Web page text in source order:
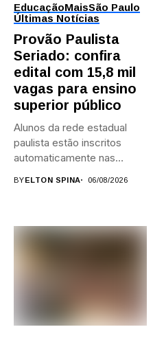
EducaçãoMaisSão Paulo
Últimas Notícias
Provão Paulista
Seriado: confira
edital com 15,8 mil
vagas para ensino
superior público
Alunos da rede estadual
paulista estão inscritos
automaticamente nas
BYELTON SPINA 06/08/2026